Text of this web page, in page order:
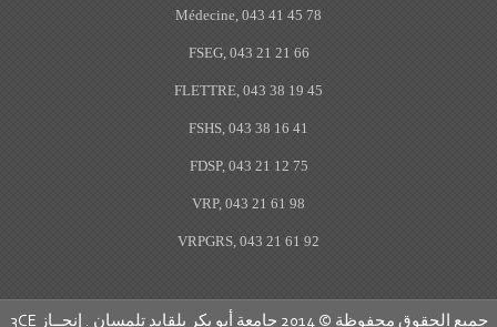
Médecine, 043 41 45 78
FSEG, 043 21 21 66
FLETTRE, 043 38 19 45
FSHS, 043 38 16 41
FDSP, 043 21 12 75
VRP, 043 21 61 98
VRPGRS, 043 21 61 92
الحقوق محفوظة © 2014 جامعة أبو بكر بلقايد تلمسان . إنجــاز 3CE